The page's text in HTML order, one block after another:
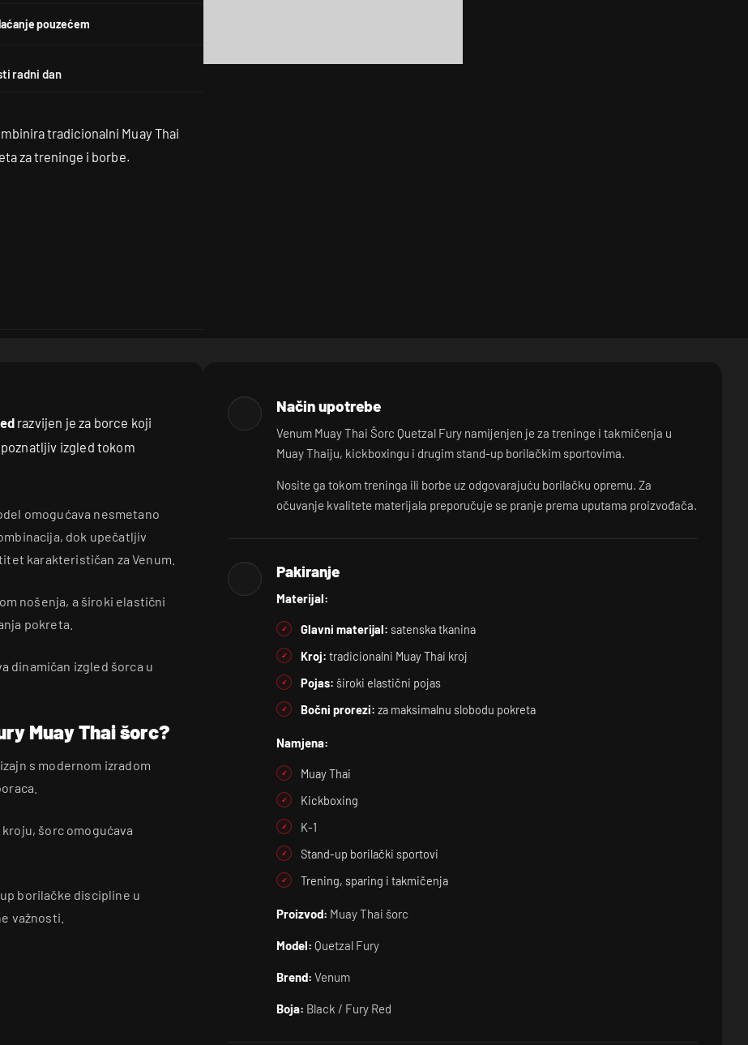
pouzećem
tradicionalni Muay Thai
za treninge i borbe.
razvijen je za borce koji
izgled tokom
omogućava nesmetano
dok upečatljiv
karakterističan za Venum.
nošenja, a široki elastični
pokreta.
dinamičan izgled šorca u
Muay Thai šorc?
s modernom izradom
šorc omogućava
borilačke discipline u
važnosti.
Način upotrebe
Venum Muay Thai Šorc Quetzal Fury namijenjen je za treninge i takmičenja u
Muay Thaiju, kickboxingu i drugim stand-up borilačkim sportovima.
Nosite ga tokom treninga ili borbe uz odgovarajuću borilačku opremu. Za
očuvanje kvalitete materijala preporučuje se pranje prema uputama proizvođača.
Pakiranje
Materijal:
Glavni materijal: satenska tkanina
Kroj: tradicionalni Muay Thai kroj
Pojas: široki elastični pojas
Bočni prorezi: za maksimalnu slobodu pokreta
Namjena:
Muay Thai
Kickboxing
K-1
Stand-up borilački sportovi
Trening, sparing i takmičenja
Proizvod: Muay Thai šorc
Model: Quetzal Fury
Brend: Venum
Boja: Black / Fury Red